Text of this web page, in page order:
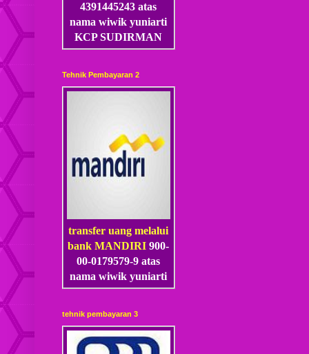
4391445243 atas
nama wiwik yuniarti
KCP SUDIRMAN
Tehnik Pembayaran 2
transfer uang melalui
bank MANDIRI900-
00-0179579-9 atas
nama wiwik yuniarti
tehnik pembayaran 3